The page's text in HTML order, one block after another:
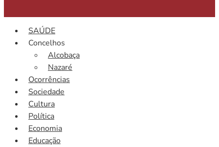
SAÚDE
Concelhos
Alcobaça
Nazaré
Ocorrências
Sociedade
Cultura
Política
Economia
Educação